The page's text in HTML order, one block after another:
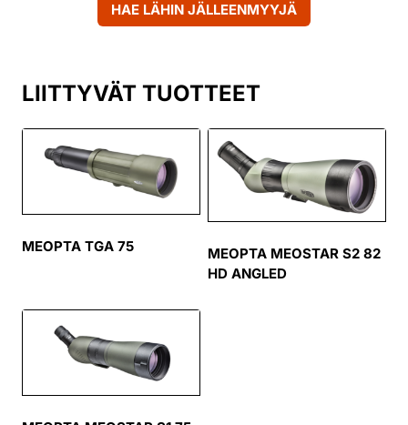
HAE LÄHIN JÄLLEENMYYJÄ
LIITTYVÄT TUOTTEET
MEOPTA TGA 75
MEOPTA MEOSTAR S2 82
HD ANGLED